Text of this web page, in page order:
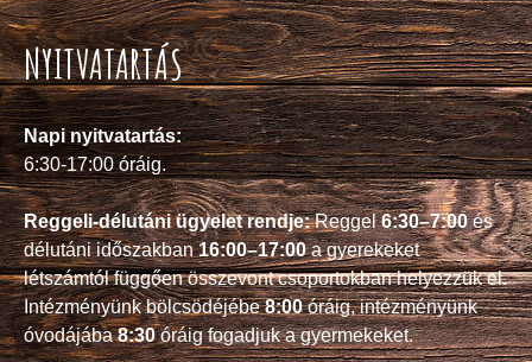
NYITVATARTÁS
Napi nyitvatartás:
6:30-17:00 óráig.
Reggeli-délutáni ügyelet rendje:Reggel6:30–7:00és
délutáni időszakban16:00–17:00a gyerekeket
létszámtól függően összevont csoportokban helyezzük el.
Intézményünk bölcsödéjébe8:00óráig, intézményünk
óvodájába8:30óráig fogadjuk a gyermekeket.